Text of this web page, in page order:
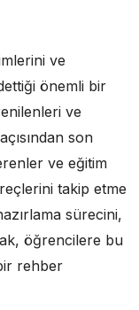
ve
önemli bir
ve
son
ve eğitim
takip etme
sürecini,
öğrencilere bu
rehber